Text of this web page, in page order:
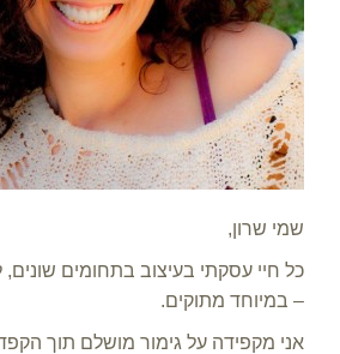
שמי שרון,
כל חיי עסקתי בעיצוב בתחומים
– במיוחד מתוקים.
אני מקפידה על גימור מושלם תוך